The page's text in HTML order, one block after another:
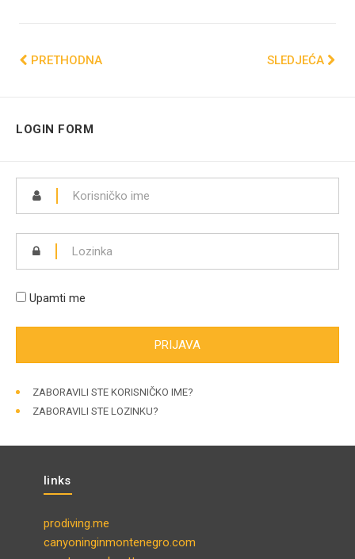
PRETHODNA SLEDJEĆA
LOGIN FORM
Upamti me
ZABORAVILI STE KORISNIČKO IME?
ZABORAVILI STE LOZINKU?
links
prodiving.me
canyoninginmontenegro.com